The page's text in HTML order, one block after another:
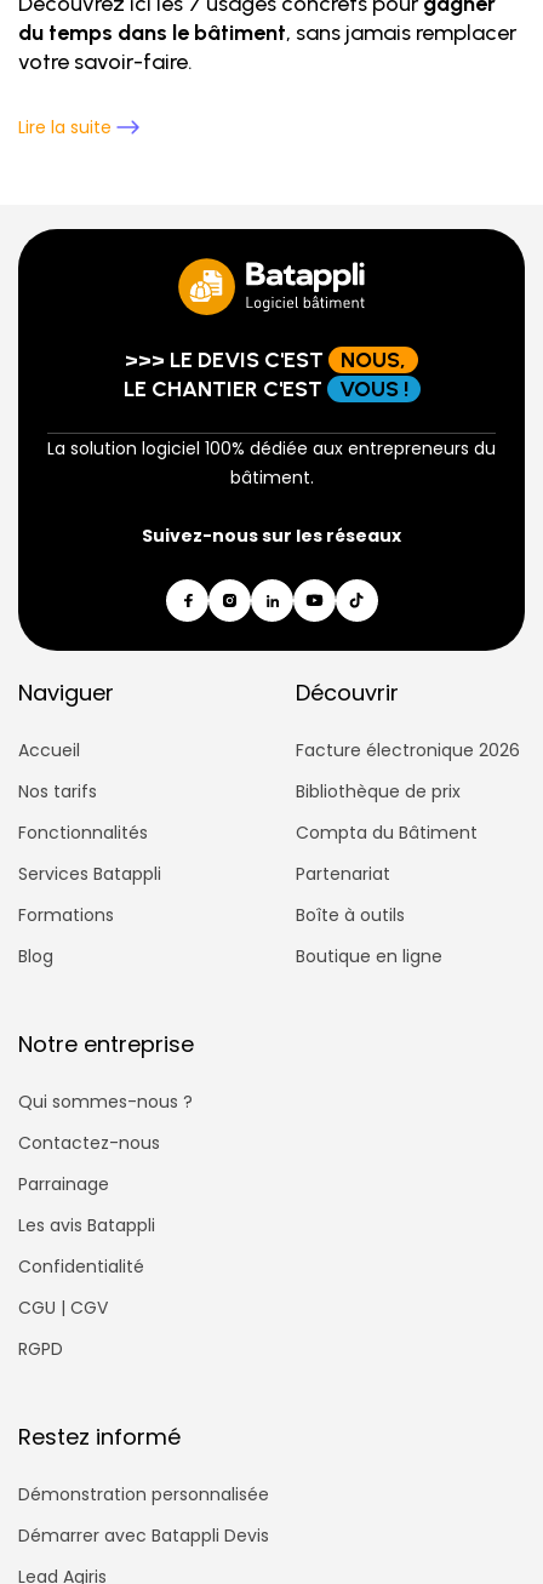
du temps dans le bâtiment, sans jamais remplacer
votre savoir-faire.
Lire la suite
>>> LE DEVIS C'EST
NOUS,
LE CHANTIER C'EST
VOUS !
La solution logiciel 100% dédiée aux entrepreneurs du
bâtiment.
Suivez-nous sur les réseaux
Naviguer
Accueil
Nos tarifs
Fonctionnalités
Services Batappli
Formations
Blog
Découvrir
Facture électronique 2026
Bibliothèque de prix
Compta du Bâtiment
Partenariat
Boîte à outils
Boutique en ligne
Notre entreprise
Qui sommes-nous ?
Contactez-nous
Parrainage
Les avis Batappli
Confidentialité
CGU | CGV
RGPD
Restez informé
Démonstration personnalisée
Démarrer avec Batappli Devis
Lead Agiris